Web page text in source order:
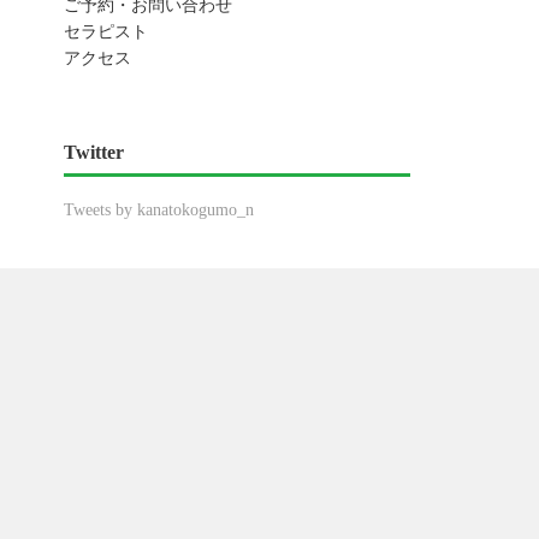
ご予約・お問い合わせ
セラピスト
アクセス
Twitter
Tweets by kanatokogumo_n